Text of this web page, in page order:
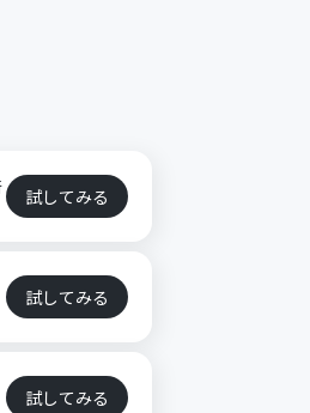
試してみる
試してみる
試してみる